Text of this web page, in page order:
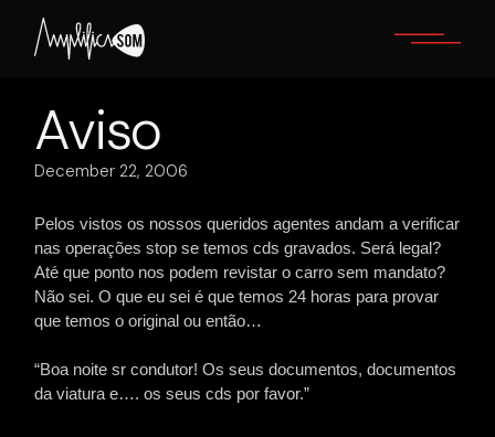
content
Aviso
December 22, 2006
Pelos vistos os nossos queridos agentes andam a verificar
nas operações stop se temos cds gravados. Será legal?
Até que ponto nos podem revistar o carro sem mandato?
Não sei. O que eu sei é que temos 24 horas para provar
que temos o original ou então…
“Boa noite sr condutor! Os seus documentos, documentos
da viatura e…. os seus cds por favor.”